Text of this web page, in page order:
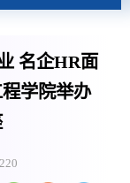
名企HR面
学院举办
220